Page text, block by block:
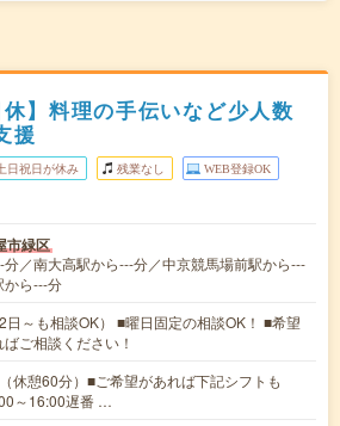
休】料理の手伝いなど少人数
援
日祝日が休み 残業なし WEB登録OK
市緑区
／南大高駅から---分／中京競馬場前駅から---
から---分
日～も相談OK） ■曜日固定の相談OK！ ■希望
ご相談ください！
休憩60分）■ご希望があれば下記シフトも
～16:00遅番 …